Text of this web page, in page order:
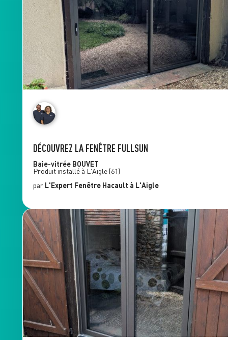
DÉCOUVREZ LA FENÊTRE FULLSUN
Baie-vitrée BOUVET
Produit installé à L'Aigle (61)
par L'Expert Fenêtre Hacault à L'Aigle